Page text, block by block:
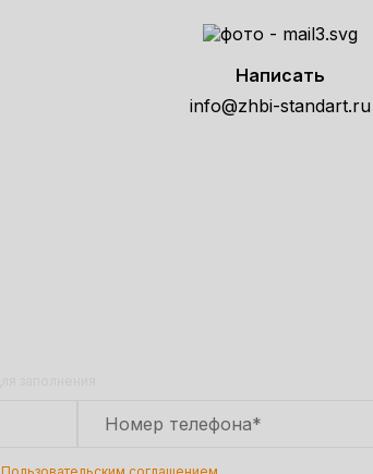
Написать
info@zhbi-standart.ru